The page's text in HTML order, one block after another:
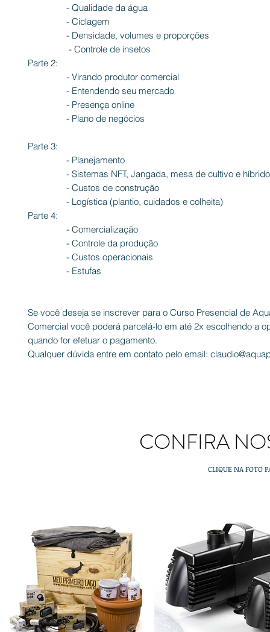
- Qualidade da água
- Ciclagem
- Densidade, volumes e proporções
- Controle de insetos
Parte 2:
- Virando produtor comercial
- Entendendo seu mercado
- Presença online
- Plano de negócios
Parte 3:
- Planejamento
- Sistemas NFT, Jangada, mesa de cultivo e
- Custos de construção
- Logística (plantio, cuidados e colheita)
Parte 4:
- Comercialização
- Controle da produção
- Custos operacionais
- Estufas
Se você deseja se inscrever para o Curso Presencial de
Comercial você poderá parcelá-lo em até 2x escolhendo a
quando for efetuar o pagamento.
Qualquer dúvida entre em contato pelo email:
CONFIRA
CLIQUE NA FOTO